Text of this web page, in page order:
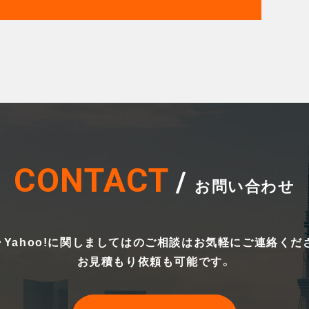
CONTACT / お問い合わせ
Yahoo!に関しましてはのご相談はお気軽にご連絡くだ
お見積もり依頼も可能です。